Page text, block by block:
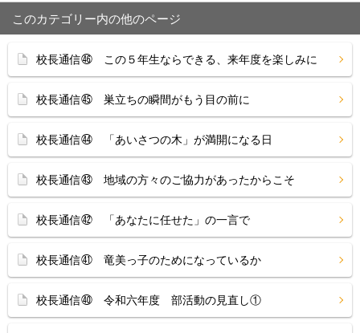
このカテゴリー内の他のページ
校長通信㊻ この５年生ならできる、来年度を楽しみに
校長通信㊺ 巣立ちの瞬間がもう目の前に
校長通信㊹ 「あいさつの木」が満開になる日
校長通信㊸ 地域の方々のご協力があったからこそ
校長通信㊷ 「あなたに任せた」の一言で
校長通信㊶ 竜美っ子のためになっているか
校長通信㊵ 令和六年度 部活動の見直し①